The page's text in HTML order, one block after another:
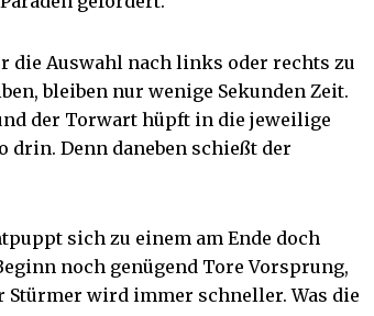
die Auswahl nach links oder rechts zu
bleiben nur wenige Sekunden Zeit.
der Torwart hüpft in die jeweilige
drin. Denn daneben schießt der
sich zu einem am Ende doch
noch genügend Tore Vorsprung,
wird immer schneller. Was die